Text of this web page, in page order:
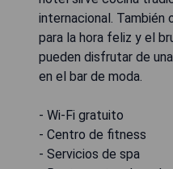
internacional. También
para la hora feliz y el
pueden disfrutar de
en el bar de moda.
- Wi-Fi gratuito
- Centro de fitness
- Servicios de spa